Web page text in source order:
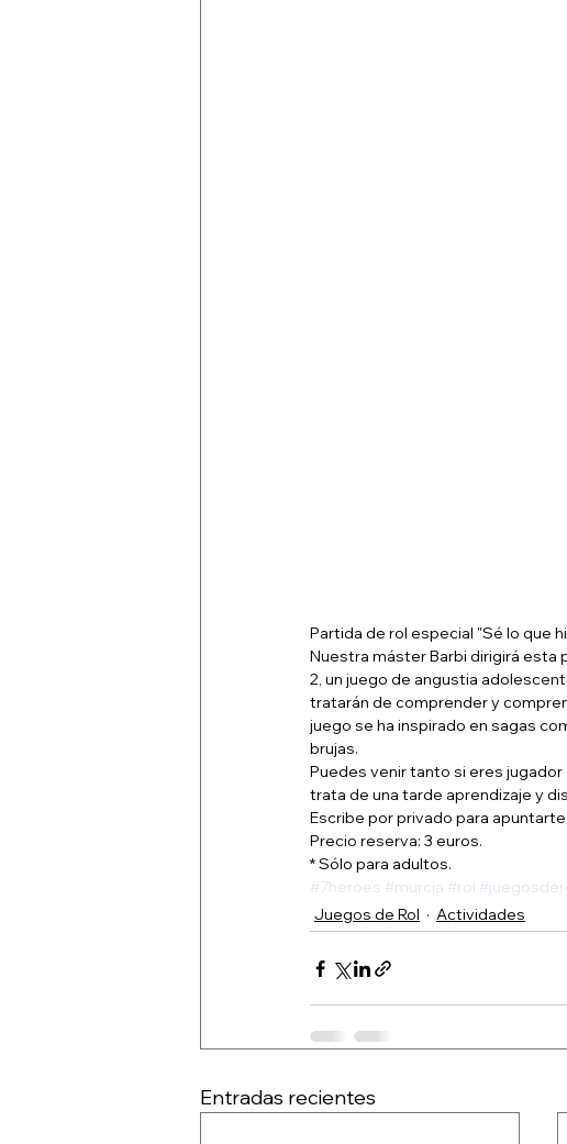
Partida de rol especial "Sé lo que
Nuestra máster Barbi dirigirá esta
2, un juego de angustia
tratarán de comprender y
juego se ha inspirado en sagas
brujas.
Puedes venir tanto si eres
trata de una tarde aprendizaje y
Escribe por privado para
Precio reserva: 3 euros.
* Sólo para adultos.
#7heroes #murcia #rol
Juegos de Rol
Actividades
Entradas recientes